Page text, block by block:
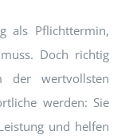
als Pflichttermin,
Doch richtig
der wertvollsten
werden: Sie
und helfen